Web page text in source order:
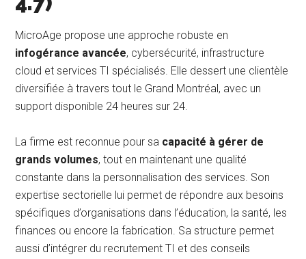
MicroAge propose une approche robuste en
infogérance avancée, cybersécurité, infrastructure
cloud et services TI spécialisés. Elle dessert une clientèle
diversifiée à travers tout le Grand Montréal, avec un
support disponible 24 heures sur 24.
La firme est reconnue pour sa capacité à gérer de
grands volumes, tout en maintenant une qualité
constante dans la personnalisation des services. Son
expertise sectorielle lui permet de répondre aux besoins
spécifiques d’organisations dans l’éducation, la santé, les
finances ou encore la fabrication. Sa structure permet
aussi d’intégrer du recrutement TI et des conseils